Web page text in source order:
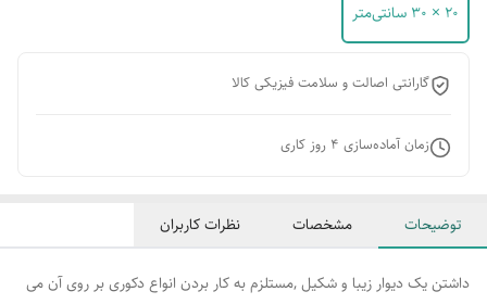
20 × 30 سانتی‌متر
گارانتی اصالت و سلامت فیزیکی کالا
زمان آماده‌سازی 4 روز کاری
توضیحات مشخصات نظرات کاربران
داشتن یک دیوار زیبا و شکیل ,مستلزم به کار بردن انواع دکوری بر روی آن می